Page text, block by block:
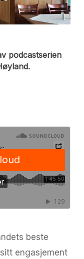
podcastserien
beste
engasjement